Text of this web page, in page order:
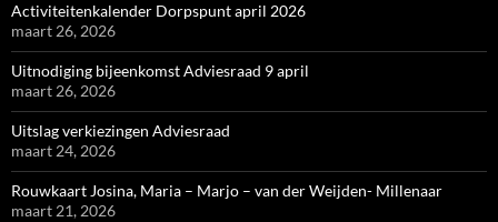
Activiteitenkalender Dorpspunt april 2026
maart 26, 2026
Uitnodiging bijeenkomst Adviesraad 9 april
maart 26, 2026
Uitslag verkiezingen Adviesraad
maart 24, 2026
Rouwkaart Josina, Maria – Marjo – van der Weijden- Millenaar
maart 21, 2026